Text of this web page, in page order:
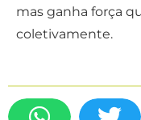
mas ganha força
coletivamente.